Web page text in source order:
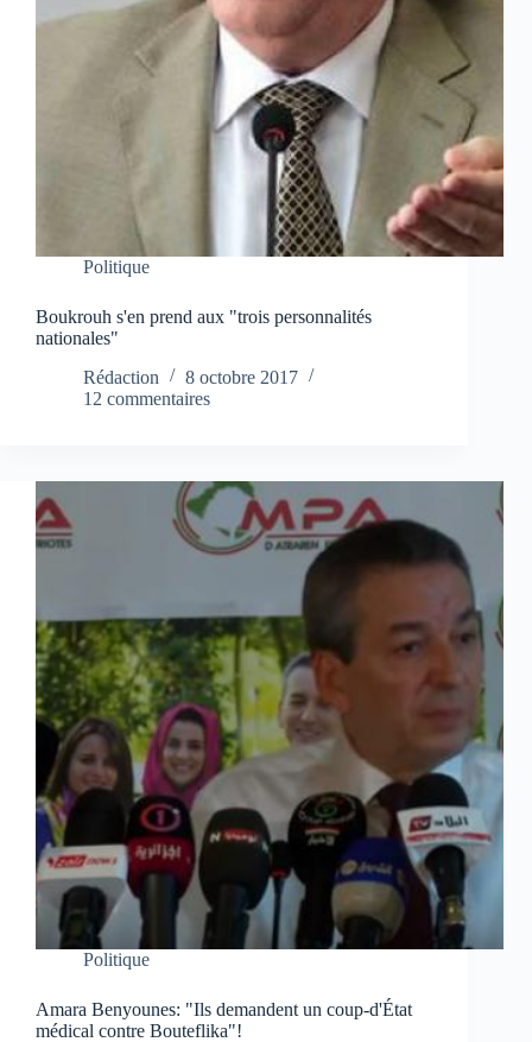
Politique
Boukrouh s'en prend aux "trois personnalités
nationales"
Rédaction
8 octobre 2017
12 commentaires
Politique
Amara Benyounes: "Ils demandent un coup-d'État
médical contre Bouteflika"!